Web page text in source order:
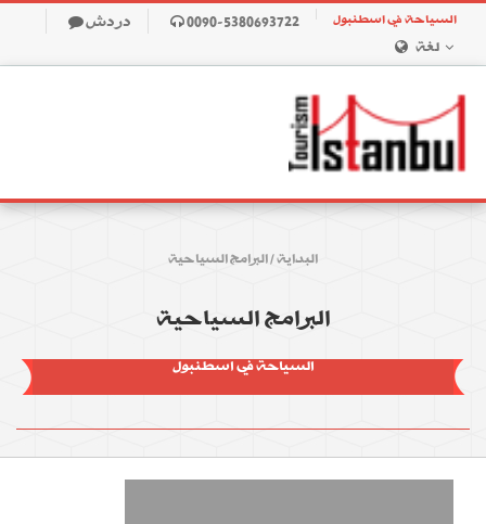
السياحة في اسطنبول 0090-5380693722 دردش
لغة
البداية/البرامج السياحية
البرامج السياحية
السياحة في اسطنبول